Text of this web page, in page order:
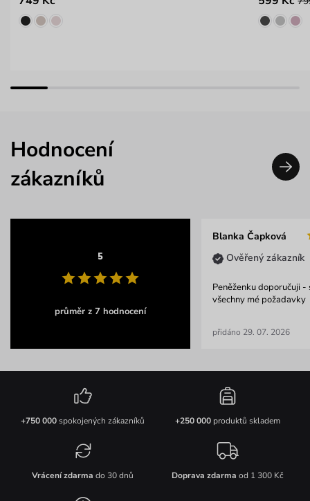
Hodnocení
zákazníků
5
průměr z 7 hodnocení
Blanka Čapková
Ověřený zákazník
Peněženku doporučuji -
všechny mé požadavky
přidáno 29. 07. 2026
+750 000spokojených zákazníků +250 000produktů skladem
Vrácení zdarma do 30 dnů Doprava zdarma od 1 300 Kč